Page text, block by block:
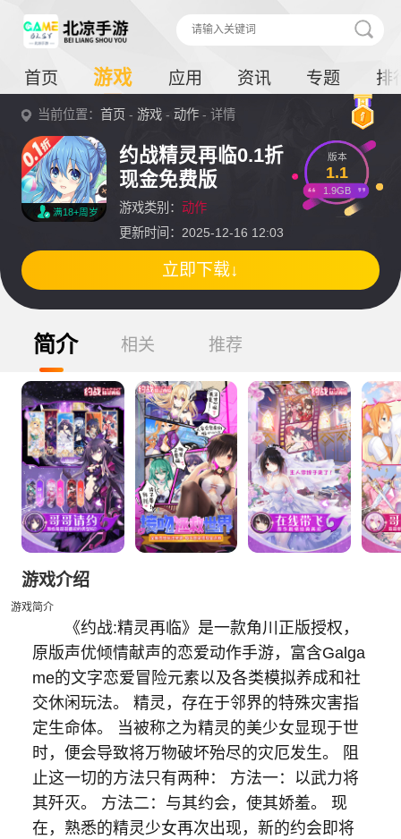
首页 游戏 应用 资讯 专题 排
当前位置：首页 -游戏 -动作 - 详情
满18+周岁
约战精灵再临0.1折
现金免费版
游戏类别： 动作
更新时间：2025-12-16 12:03
版本
1.1
1.9GB
立即下载↓
简介 相关 推荐
游戏介绍
游戏简介
《约战:精灵再临》是一款角川正版授权，
原版声优倾情献声的恋爱动作手游，富含Galga
me的文字恋爱冒险元素以及各类模拟养成和社
交休闲玩法。 精灵，存在于邻界的特殊灾害指
定生命体。 当被称之为精灵的美少女显现于世
时，便会导致将万物破坏殆尽的灾厄发生。 阻
止这一切的方法只有两种： 方法一：以武力将
其歼灭。 方法二：与其约会，使其娇羞。 现
在，熟悉的精灵少女再次出现，新的约会即将